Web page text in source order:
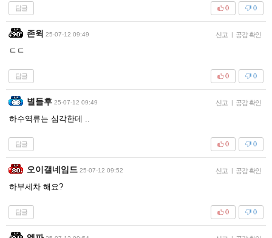
답글 0
0
존윅 25-07-12 09:49 신고 | 공감 확인
ㄷㄷ
답글 0
0
별들후 25-07-12 09:49 신고 | 공감 확인
하수역류는 심각한데 ..
답글 0
0
오이갤네임드 25-07-12 09:52 신고 | 공감 확인
하부세차 해요?
답글 0
0